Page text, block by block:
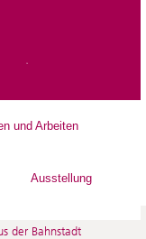
und Arbeiten
Ausstellung
der Bahnstadt